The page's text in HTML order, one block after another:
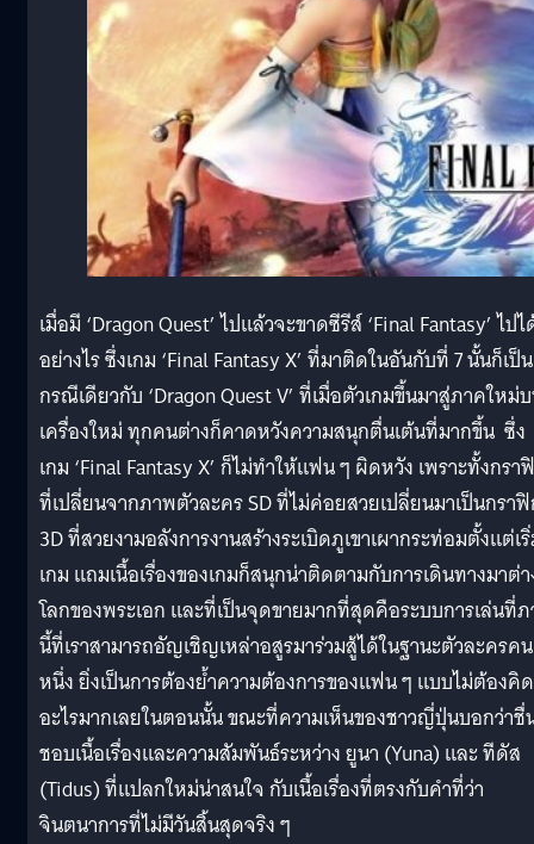
เมื่อมี ‘Dragon Quest’ ไปแล้วจะขาดซีรีส์ ‘Final Fantasy’ ไป
อย่างไร ซึ่งเกม ‘Final Fantasy X’ ที่มาติดในอันกับที่ 7 นั้นก็เป็น
กรณีเดียวกับ ‘Dragon Quest V’ ที่เมื่อตัวเกมขึ้นมาสู่ภาคใหม่
เครื่องใหม่ ทุกคนต่างก็คาดหวังความสนุกตื่นเต้นที่มากขึ้น ซึ่ง
เกม ‘Final Fantasy X’ ก็ไม่ทำให้แฟน ๆ ผิดหวัง เพราะทั้งกรา
ที่เปลี่ยนจากภาพตัวละคร SD ที่ไม่ค่อยสวยเปลี่ยนมาเป็นกรา
3D ที่สวยงามอลังการงานสร้างระเบิดภูเขาเผากระท่อมตั้งแต่เ
เกม แถมเนื้อเรื่องของเกมก็สนุกน่าติดตามกับการเดินทางมาต่
โลกของพระเอก และที่เป็นจุดขายมากที่สุดคือระบบการเล่นที่
นี้ที่เราสามารถอัญเชิญเหล่าอสูรมาร่วมสู้ได้ในฐานะตัวละครคน
หนึ่ง ยิ่งเป็นการต้องย้ำความต้องการของแฟน ๆ แบบไม่ต้องคิด
อะไรมากเลยในตอนนั้น ขณะที่ความเห็นของชาวญี่ปุ่นบอกว่าชื่
ชอบเนื้อเรื่องและความสัมพันธ์ระหว่าง ยูนา (Yuna) และ ทีดัส
(Tidus) ที่แปลกใหม่น่าสนใจ กับเนื้อเรื่องที่ตรงกับคำที่ว่า
จินตนาการที่ไม่มีวันสิ้นสุดจริง ๆ